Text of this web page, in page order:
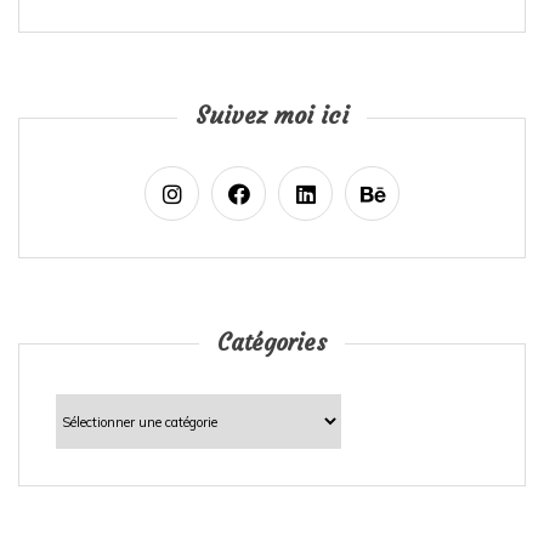
Suivez moi ici
Catégories
Catégories